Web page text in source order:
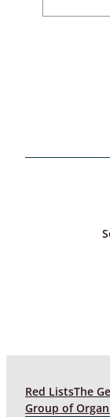
Red ListsThe
Group of